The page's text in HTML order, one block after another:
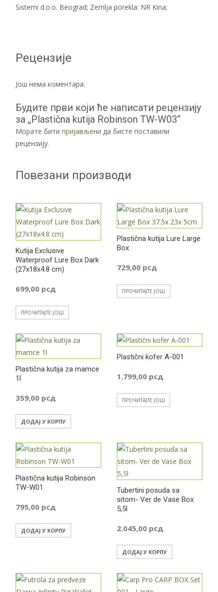
Sistemi d.o.o. Beograd; Zemlja porekla: NR Kina;
Рецензије
Још нема коментара.
Будите први који ће написати рецензију
за „Plastična kutija Robinson TW-W03“
Морате бити пријављени да бисте поставили
рецензију.
Повезани производи
Kutija Exclusive
Waterproof Lure Box Dark
(27x18x4.8 cm)
699,00 рсд
ПРОЧИТАЈТЕ ЈОШ
Plastična kutija Lure Large
Box
729,00 рсд
ПРОЧИТАЈТЕ ЈОШ
Plastična kutija za mamce
1l
359,00 рсд
ДОДАЈ У КОРПУ
Plastični kofer A-001
1.799,00 рсд
ПРОЧИТАЈТЕ ЈОШ
Plastična kutija Robinson
TW-W01
795,00 рсд
ДОДАЈ У КОРПУ
Tubertini posuda sa
sitom- Ver de Vase Box
5,5l
2.045,00 рсд
ДОДАЈ У КОРПУ